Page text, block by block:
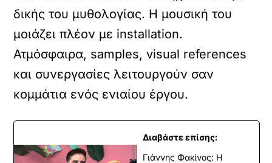
δικής του μυθολογίας. Η μουσική του
μοιάζει πλέον με installation.
Ατμόσφαιρα, samples, visual references
και συνεργασίες λειτουργούν σαν
κομμάτια ενός ενιαίου έργου.
Διαβάστε επίσης:
Γιάννης Φακίνος: Η